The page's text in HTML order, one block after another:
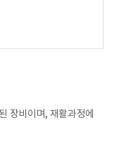
장비이며, 재활과정에